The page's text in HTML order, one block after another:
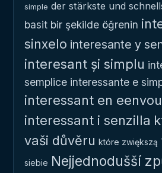
simple der stärkste und
basit bir şekilde öğrenin
sinxelo interesante y
interesant și simplu
semplice interessante e
interessant en
interessant i senzilla
vaši důvěru które zwiększą
siebie Nejjednodušší